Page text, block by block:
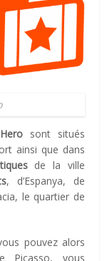
sont situés
ainsi que dans
de la ville
, d’Espanya, de
le quartier de
pouvez alors
Picasso, vous